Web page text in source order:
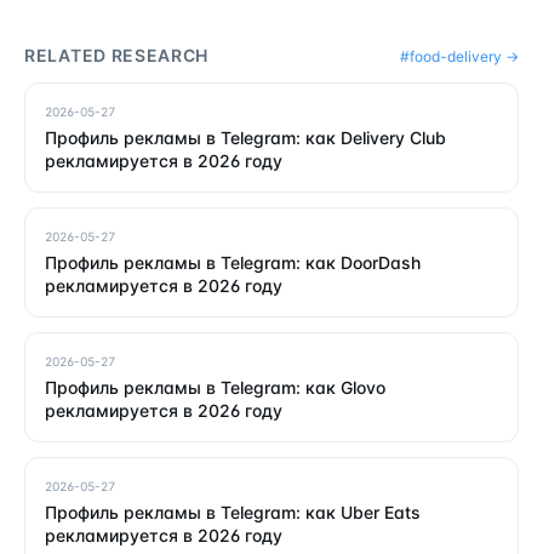
RELATED RESEARCH #food-delivery →
2026-05-27
Профиль рекламы в Telegram: как Delivery Club
рекламируется в 2026 году
2026-05-27
Профиль рекламы в Telegram: как DoorDash
рекламируется в 2026 году
2026-05-27
Профиль рекламы в Telegram: как Glovo
рекламируется в 2026 году
2026-05-27
Профиль рекламы в Telegram: как Uber Eats
рекламируется в 2026 году